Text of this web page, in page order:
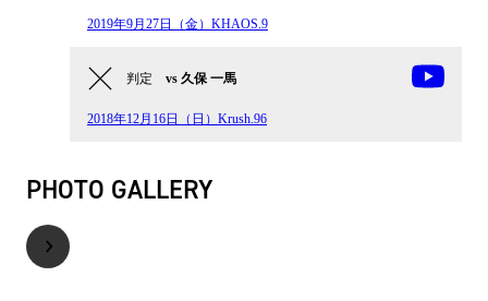
2019年9月27日（金）KHAOS.9
判定 vs 久保 一馬
2018年12月16日（日）Krush.96
PHOTO GALLERY